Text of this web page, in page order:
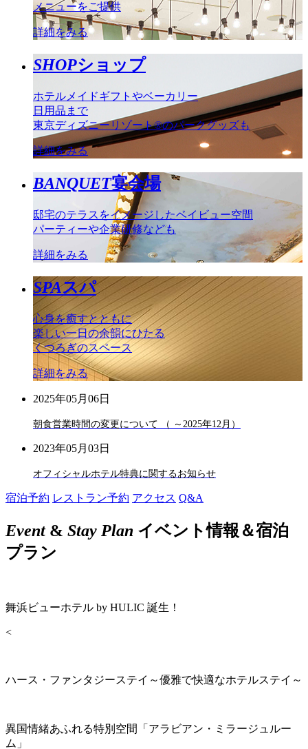
メニューをご提供
詳細をみる
SHOPショップ
ホテルメイドギフトやベーカリー
日用品まで
東京ディズニーリゾート®のパークグッズも
詳細をみる
BANQUET宴会場
邸宅のテラスをイメージしたベイビュー空間
パーティーや企業研修なども
詳細をみる
SPAスパ
心身を癒すとともに
楽しい一日の余韻にひたる
くつろぎのスペース
詳細をみる
2025年05月06日
朝食営業時間の変更について （ ～2025年12月）
2023年05月03日
オフィシャルホテル特典に関するお知らせ
宿泊予約 レストラン予約 アクセス Q&A
Event& Stay Plan イベント情報＆宿泊
プラン
舞浜ビューホテル by HULIC 誕生！
<
ハース・ファンタジーステイ～優雅で快適なホテルステイ～
異国情緒あふれる特別空間「アラビアン・ミラージュルー
ム」